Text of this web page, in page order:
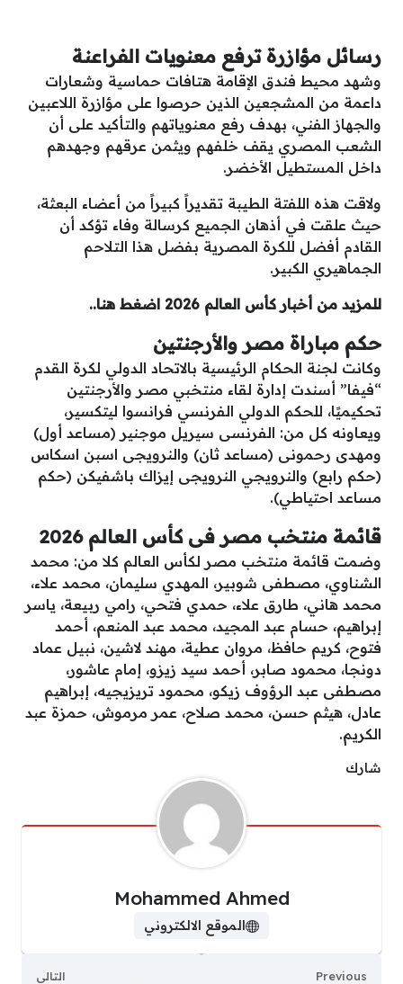
رسائل مؤازرة ترفع معنويات الفراعنة
وشهد محيط فندق الإقامة هتافات حماسية وشعارات
داعمة من المشجعين الذين حرصوا على مؤازرة اللاعبين
والجهاز الفني، بهدف رفع معنوياتهم والتأكيد على أن
الشعب المصري يقف خلفهم ويثمن عرقهم وجهدهم
داخل المستطيل الأخضر.
ولاقت هذه اللفتة الطيبة تقديراً كبيراً من أعضاء البعثة،
حيث علقت في أذهان الجميع كرسالة وفاء تؤكد أن
القادم أفضل للكرة المصرية بفضل هذا التلاحم
الجماهيري الكبير.
للمزيد من أخبار كأس العالم 2026 اضغط هنا..
حكم مباراة مصر والأرجنتين
وكانت لجنة الحكام الرئيسية بالاتحاد الدولي لكرة القدم
“فيفا” أسندت إدارة لقاء منتخبي مصر والأرجنتين
تحكيميًا، للحكم الدولي الفرنسي فرانسوا ليتكسير،
ويعاونه كل من: الفرنسى سيريل موجنير (مساعد أول)
ومهدى رحمونى (مساعد ثان) والنرويجى اسبن اسكاس
(حكم رابع) والنرويجي النرويجى إيزاك باشفيكن (حكم
مساعد احتياطي).
قائمة منتخب مصر فى كأس العالم 2026
وضمت قائمة منتخب مصر لكأس العالم كلا من: محمد
الشناوي، مصطفى شوبير، المهدي سليمان، محمد علاء،
محمد هاني، طارق علاء، حمدي فتحي، رامي ربيعة، ياسر
إبراهيم، حسام عبد المجيد، محمد عبد المنعم، أحمد
فتوح، كريم حافظ، مروان عطية، مهند لاشين، نبيل عماد
دونجا، محمود صابر، أحمد سيد زيزو، إمام عاشور،
مصطفى عبد الرؤوف زيكو، محمود تريزيجيه، إبراهيم
عادل، هيثم حسن، محمد صلاح، عمر مرموش، حمزة عبد
الكريم.
شارك
Mohammed Ahmed
الموقع الالكتروني
Previous التالي